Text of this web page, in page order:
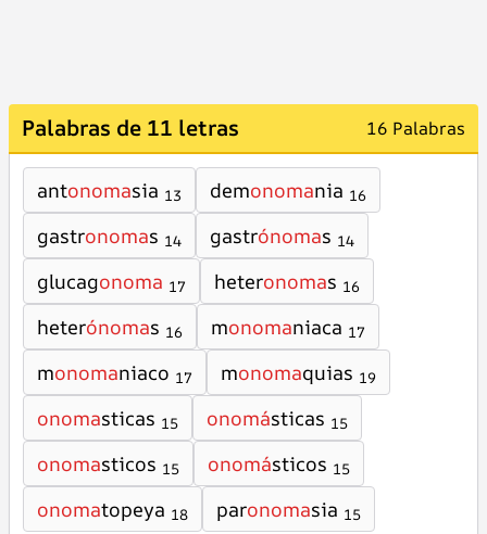
Palabras de 11 letras 16 Palabras
antonomasia 13 demonomania 16
gastronomas 14 gastrónomas 14
glucagonoma 17 heteronomas 16
heterónomas 16 monomaniaca 17
monomaniaco 17 monomaquias 19
onomasticas 15 onomásticas 15
onomasticos 15 onomásticos 15
onomatopeya 18 paronomasia 15